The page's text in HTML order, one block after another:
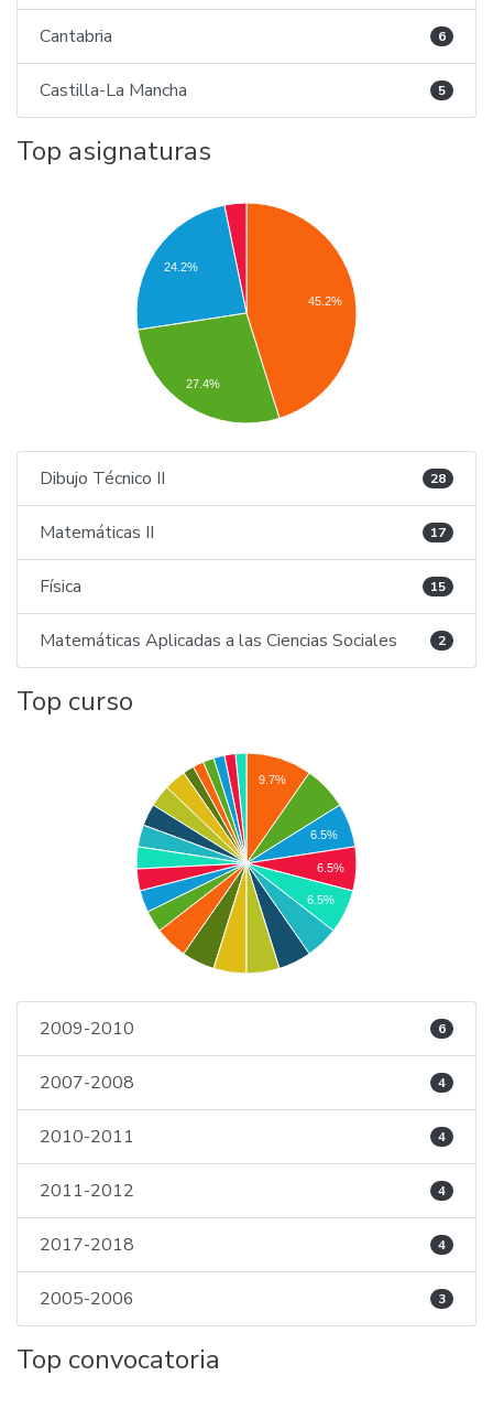
Cantabria 6
Castilla-La Mancha 5
Top asignaturas
45.2%
24.2%
27.4%
Dibujo Técnico II 28
Matemáticas II 17
Física 15
Matemáticas Aplicadas a las Ciencias Sociales 2
Top curso
9.7%
6.5%
6.5%
6.5%
2009-2010 6
2007-2008 4
2010-2011 4
2011-2012 4
2017-2018 4
2005-2006 3
Top convocatoria